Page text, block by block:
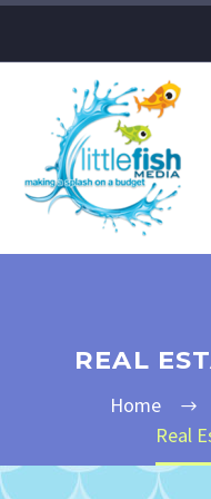
REAL
Home
Real